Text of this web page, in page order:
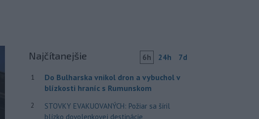
Najčítanejšie 6h 24h 7d
1
Do Bulharska vnikol dron a vybuchol v
blízkosti hraníc s Rumunskom
2
STOVKY EVAKUOVANÝCH: Požiar sa šíril
blízko dovolenkovej destinácie